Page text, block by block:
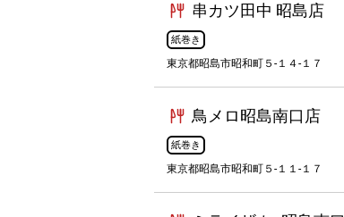
串カツ田中 昭島店
紙巻き
東京都昭島市昭和町５-１４-１７
鳥メロ昭島南口店
紙巻き
東京都昭島市昭和町５-１１-１７